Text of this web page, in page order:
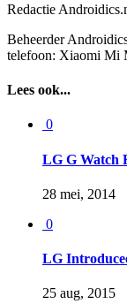
Redactie
Beheerder
telefoon: Xiaomi Mi
Lees ook...
0
LG G Watch
28 mei, 2014
0
LG
25 aug, 2015